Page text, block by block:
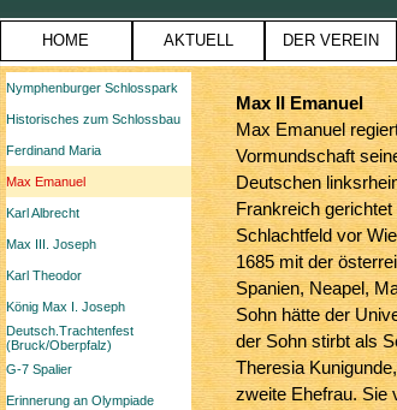
HOME AKTUELL ▼
DER VEREIN
Max II Emanuel
Max Emanuel
Vormundschaft
Deutschen
Frankreich
Schlachtfeld vor
1685 mit der
Spanien, Neapel,
Sohn hätte der
der Sohn stirbt als
Theresia
zweite Ehefrau. Sie
Menü überspringen
Nymphenburger Schlosspark
Historisches zum Schlossbau
Ferdinand Maria
Max Emanuel
Karl Albrecht
Max III. Joseph
Karl Theodor
König Max I. Joseph
Deutsch.Trachtenfest
(Bruck/Oberpfalz)
G-7 Spalier
Erinnerung an Olympiade